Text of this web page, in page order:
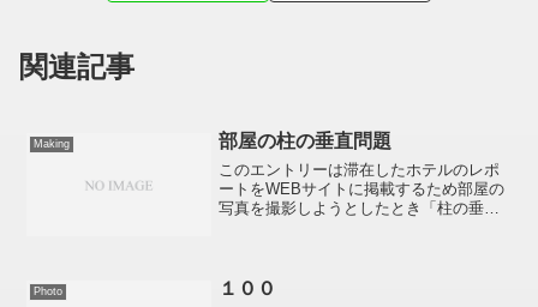
関連記事
Making 部屋の柱の垂直問題
このエントリーは滞在したホテルのレポ
ートをWEBサイトに掲載するため部屋の
写真を撮影しようとしたとき「柱の垂直
柱を垂直に撮影できるアン...
Photo １００